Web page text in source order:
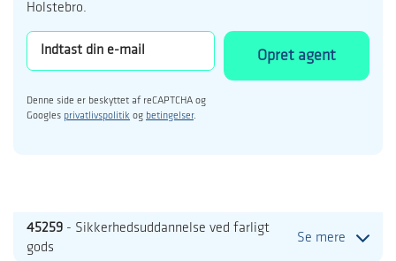
Holstebro.
Opret agent
Denne side er beskyttet af reCAPTCHA og
Googles privatlivspolitik og betingelser.
45259 - Sikkerhedsuddannelse ved farligt
gods
Se mere